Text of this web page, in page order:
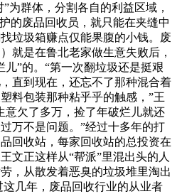
为群体，分割各自的利益区域，
的废品回收员，就只能在夹缝中
垃圾箱赚点仅能果腹的小钱。废
就是在鲁北老家做生意失败后，
”的。“第一次翻垃圾还是挺艰
直到现在，还忘不了那种混合着
料包装那种粘乎乎的触感，”王
意欠了多万，捡了年破烂儿就还
万不是问题。”经过十多年的打
回收站，每家回收站的总投资在
文正这样从“帮派”里混出头的人
，从散发着恶臭的垃圾堆里淘出
几年，废品回收行业的从业者